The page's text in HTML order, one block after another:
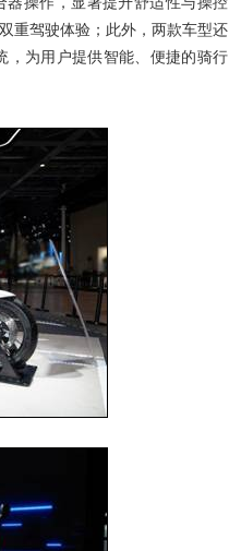
重驾驶体验；此外，两款车型还
，为用户提供智能、便捷的骑行